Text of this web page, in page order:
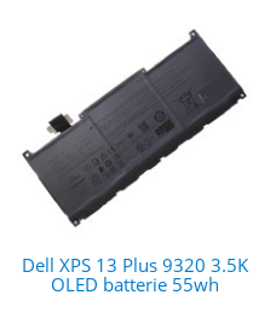
Dell XPS 13 Plus 9320 3.5K
OLED batterie 55wh